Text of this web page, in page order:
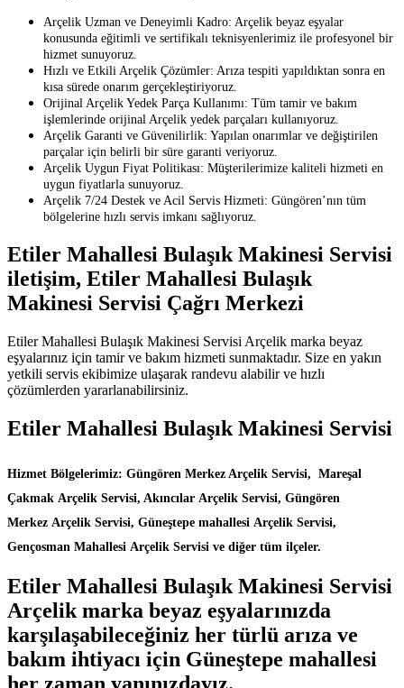
Arçelik Uzman ve Deneyimli Kadro: Arçelik beyaz eşyalar
konusunda eğitimli ve sertifikalı teknisyenlerimiz ile profesyonel bir
hizmet sunuyoruz.
Hızlı ve Etkili Arçelik Çözümler: Arıza tespiti yapıldıktan sonra en
kısa sürede onarım gerçekleştiriyoruz.
Orijinal Arçelik Yedek Parça Kullanımı: Tüm tamir ve bakım
işlemlerinde orijinal Arçelik yedek parçaları kullanıyoruz.
Arçelik Garanti ve Güvenilirlik: Yapılan onarımlar ve değiştirilen
parçalar için belirli bir süre garanti veriyoruz.
Arçelik Uygun Fiyat Politikası: Müşterilerimize kaliteli hizmeti en
uygun fiyatlarla sunuyoruz.
Arçelik 7/24 Destek ve Acil Servis Hizmeti: Güngören’nın tüm
bölgelerine hızlı servis imkanı sağlıyoruz.
Etiler Mahallesi Bulaşık Makinesi Servisi
iletişim, Etiler Mahallesi Bulaşık
Makinesi Servisi Çağrı Merkezi
Etiler Mahallesi Bulaşık Makinesi Servisi Arçelik marka beyaz
eşyalarınız için tamir ve bakım hizmeti sunmaktadır. Size en yakın
yetkili servis ekibimize ulaşarak randevu alabilir ve hızlı
çözümlerden yararlanabilirsiniz.
Etiler Mahallesi Bulaşık Makinesi Servisi
Hizmet Bölgelerimiz: Güngören Merkez Arçelik Servisi, Mareşal
Çakmak Arçelik Servisi, Akıncılar Arçelik Servisi, Güngören
Merkez Arçelik Servisi, Güneştepe mahallesi Arçelik Servisi,
Gençosman Mahallesi Arçelik Servisi ve diğer tüm ilçeler.
Etiler Mahallesi Bulaşık Makinesi Servisi
Arçelik marka beyaz eşyalarınızda
karşılaşabileceğiniz her türlü arıza ve
bakım ihtiyacı için Güneştepe mahallesi